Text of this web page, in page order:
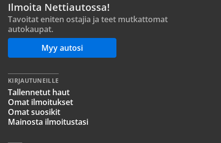
Ilmoita Nettiautossa!
Tavoitat eniten ostajia ja teet mutkattomat
autokaupat.
Myy autosi
KIRJAUTUNEILLE
Tallennetut haut
Omat ilmoitukset
Omat suosikit
Mainosta ilmoitustasi